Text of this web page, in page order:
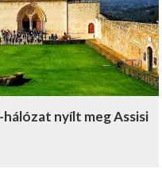
nyílt meg Assisi